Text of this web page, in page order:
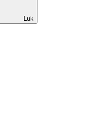
Luk